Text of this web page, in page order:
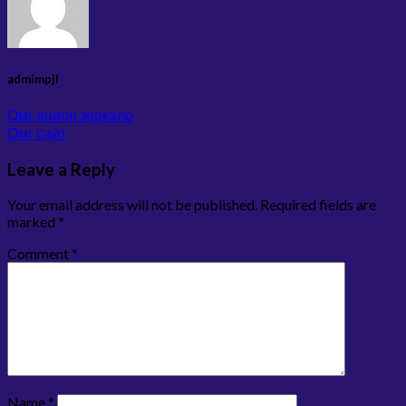
admimpjl
Омг анион зеркало
Омг сайт
Leave a Reply
Your email address will not be published. Required fields are
marked *
Comment *
Name *